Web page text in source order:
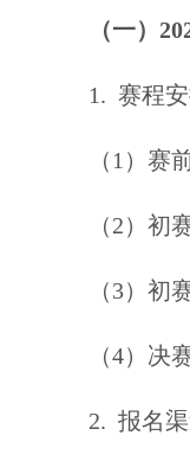
（一）
1. 赛程安
（ 1 ）赛
（2） 初
（3） 初
（4） 决
2. 报名